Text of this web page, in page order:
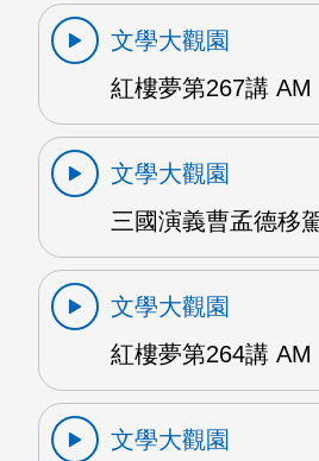
文學大觀園
紅樓夢第267講 AM
文學大觀園
三國演義曹孟德移
文學大觀園
紅樓夢第264講 AM
文學大觀園